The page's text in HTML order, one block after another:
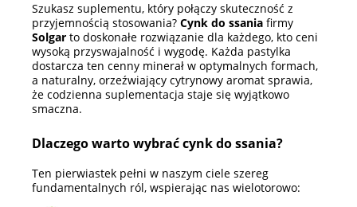
Szukasz suplementu, który połączy skuteczność z
przyjemnością stosowania? Cynk do ssania firmy
Solgar to doskonałe rozwiązanie dla każdego, kto ceni
wysoką przyswajalność i wygodę. Każda pastylka
dostarcza ten cenny minerał w optymalnych formach,
a naturalny, orzeźwiający cytrynowy aromat sprawia,
że codzienna suplementacja staje się wyjątkowo
smaczna.
Dlaczego warto wybrać cynk do ssania?
Ten pierwiastek pełni w naszym ciele szereg
fundamentalnych ról, wspierając nas wielotorowo: